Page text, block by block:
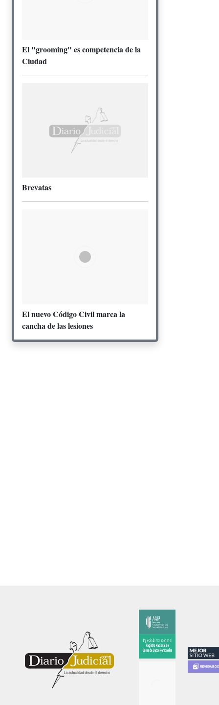
El "grooming" es competencia de la
Ciudad
Brevatas
El nuevo Código Civil marca la
cancha de las lesiones